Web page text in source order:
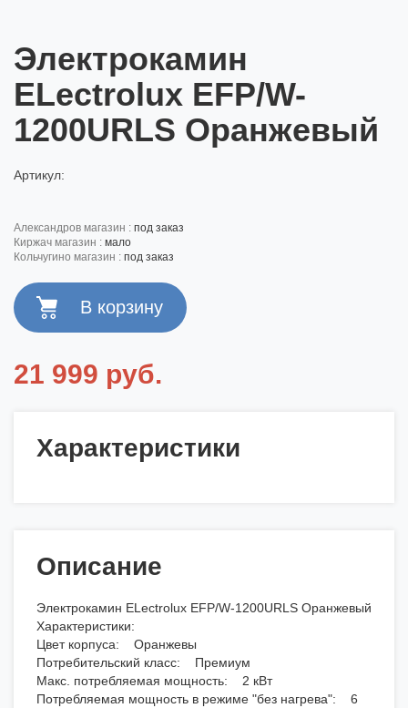
Электрокамин
ELectrolux EFP/W-
1200URLS Оранжевый
Артикул:
александров магазин : под заказ
киржач магазин : мало
кольчугино магазин : под заказ
21 999 руб.
Характеристики
Описание
Электрокамин ELectrolux EFP/W-1200URLS Оранжевый
Характеристики:
Цвет корпуса: Оранжевы
Потребительский класс: Премиум
Макс. потребляемая мощность: 2 кВт
Потребляемая мощность в режиме "без нагрева": 6